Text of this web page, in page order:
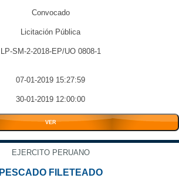
Convocado
Licitación Pública
LP-SM-2-2018-EP/UO 0808-1
07-01-2019 15:27:59
30-01-2019 12:00:00
VER
EJERCITO PERUANO
PESCADO FILETEADO